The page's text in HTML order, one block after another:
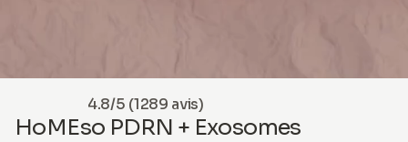
4.8/5 (1289 avis)
HoMEso PDRN + Exosomes